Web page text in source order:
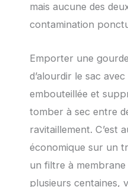
mais aucune des
contamination
Emporter une
d’alourdir le sac
embouteillée et
tomber à sec entre
ravitaillement. C’est
économique sur un
un filtre à
plusieurs centaines,